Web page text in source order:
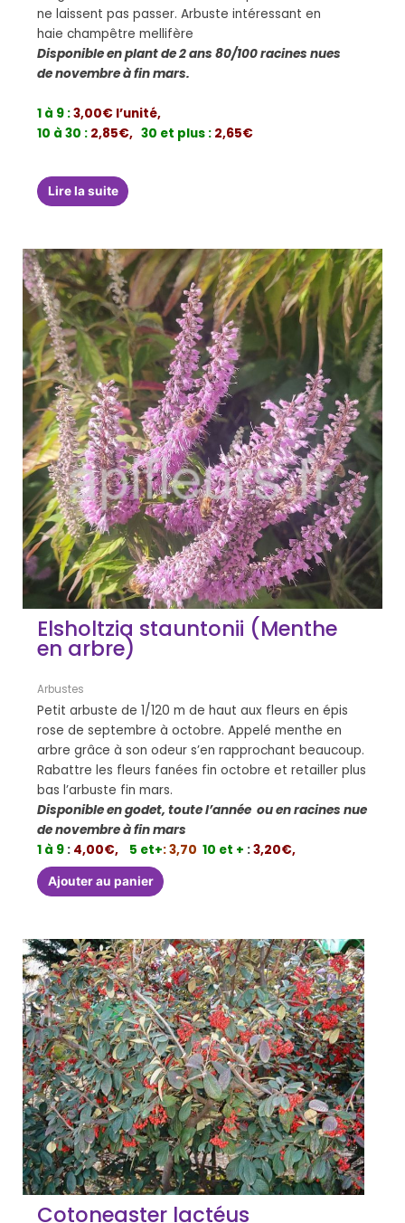
ne laissent pas passer. Arbuste intéressant en
haie champêtre mellifère
Disponible en plant de 2 ans 80/100 racines nues
de novembre à fin mars.
1 à 9 :3,00€ l’unité,
10 à 30 : 2,85€, 30 et plus : 2,65€
Lire la suite
Elsholtzia stauntonii (Menthe
en arbre)
Arbustes
Petit arbuste de 1/120 m de haut aux fleurs en épis
rose de septembre à octobre. Appelé menthe en
arbre grâce à son odeur s’en rapprochant beaucoup.
Rabattre les fleurs fanées fin octobre et retailler plus
bas l’arbuste fin mars.
Disponible en godet, toute l’année ou en racines nue
de novembre à fin mars
1 à 9 : 4,00€, 5 et+: 3,70 10 et + :3,20€,
Ajouter au panier
Cotoneaster lactéus